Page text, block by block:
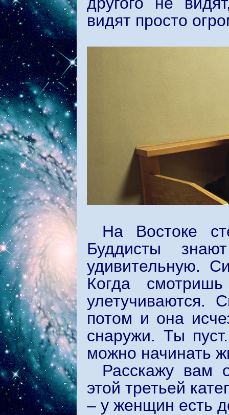
видят просто
На Востоке
Буддисты
удивительную.
Когда
улетучиваются.
потом и она
снаружи. Ты
можно начинать
Расскажу вам
этой третьей
– у женщин есть